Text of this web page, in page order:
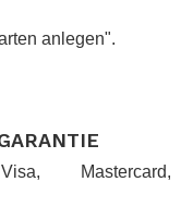
anlegen".
Mastercard,